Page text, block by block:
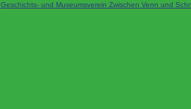
Geschichts- und Museumsverein Zwischen Venn und